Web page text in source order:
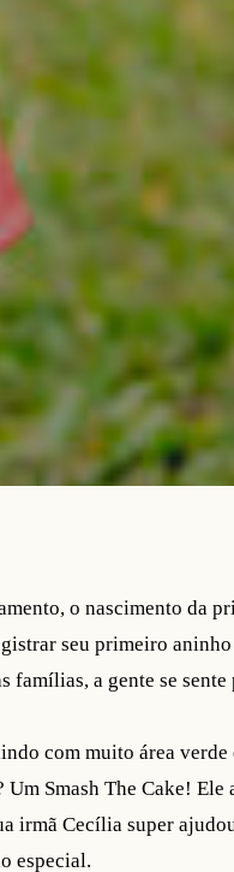
o nascimento da
seu primeiro
famílias, a gente se sente
com muito área verde
Smash The Cake! Ele
irmã Cecília super
especial.